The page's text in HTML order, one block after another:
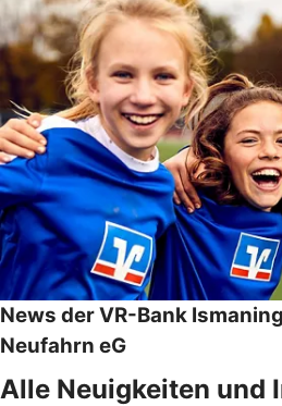
News der VR-Bank
Neufahrn eG
Alle Neuigkeiten und